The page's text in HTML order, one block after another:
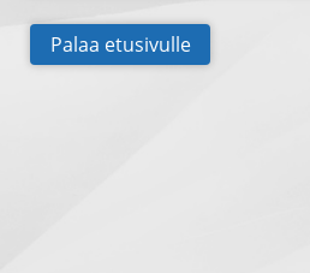
Palaa etusivulle